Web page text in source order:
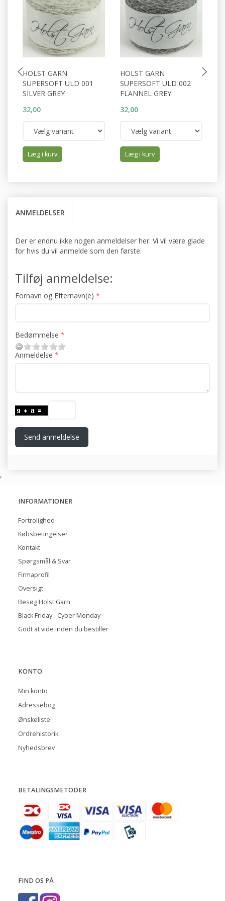
HOLST GARN
SUPERSOFT ULD 001
SILVER GREY
32,00
Læg i kurv
HOLST GARN
SUPERSOFT ULD 002
FLANNEL GREY
32,00
Læg i kurv
ANMELDELSER
Der er endnu ikke nogen anmeldelser her. Vi vil være glade
for hvis du vil anmelde som den første.
Tilføj anmeldelse:
Fornavn og Efternavn(e)
Bedømmelse
Anmeldelse
Send anmeldelse
,
INFORMATIONER
Fortrolighed
Købsbetingelser
Kontakt
Spørgsmål & Svar
Firmaprofil
Oversigt
Besøg Holst Garn
Black Friday - Cyber Monday
Godt at vide inden du bestiller
KONTO
Min konto
Adressebog
Ønskeliste
Ordrehistorik
Nyhedsbrev
BETALINGSMETODER
FIND OS PÅ